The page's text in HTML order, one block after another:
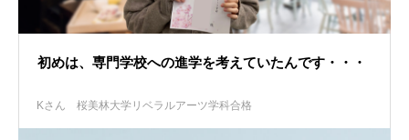
初めは、専門学校への進学を考えていたんです・・・
Kさん 桜美林大学リベラルアーツ学科合格